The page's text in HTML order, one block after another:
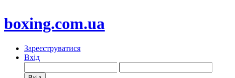
boxing.com.ua
Зареєструватися
Вхід